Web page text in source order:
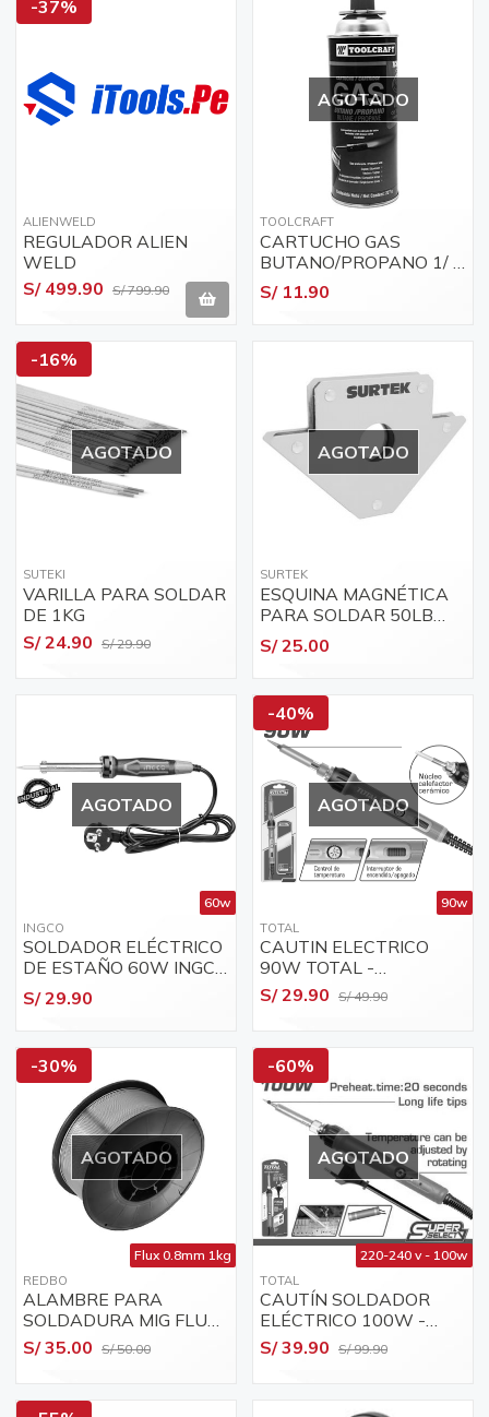
-37%
ALIENWELD
REGULADOR ALIEN
WELD
S/ 499.90 S/ 799.90
AGOTADO
TOOLCRAFT
CARTUCHO GAS
BUTANO/PROPANO 1/ 4
VUELTA 450ML
S/ 11.90
-16%
AGOTADO
SUTEKI
VARILLA PARA SOLDAR
DE 1KG
S/ 24.90 S/ 29.90
AGOTADO
SURTEK
ESQUINA MAGNÉTICA
PARA SOLDAR 50LB
SURTEK / 123281
S/ 25.00
AGOTADO
60w
INGCO
SOLDADOR ELÉCTRICO
DE ESTAÑO 60W INGCO
SI0268
S/ 29.90
-40%
AGOTADO
90w
TOTAL
CAUTIN ELECTRICO
90W TOTAL -
TET01608
S/ 29.90 S/ 49.90
-30%
AGOTADO
Flux 0.8mm 1kg
REDBO
ALAMBRE PARA
SOLDADURA MIG FLUX
0.8MM 1KG REDBO
E71T.1.1
S/ 35.00 S/ 50.00
-60%
AGOTADO
220-240 v - 100w
TOTAL
CAUTÍN SOLDADOR
ELÉCTRICO 100W -
TET1100831 - TOTAL
S/ 39.90 S/ 99.90